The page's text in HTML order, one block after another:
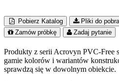
Pobierz Katalog Pliki do
Zamów próbkę
Zadaj pytanie
Produkty z serii Acrovyn PVC-Free
gamie kolorów i wariantów
sprawdzą się w dowolnym obiekcie.